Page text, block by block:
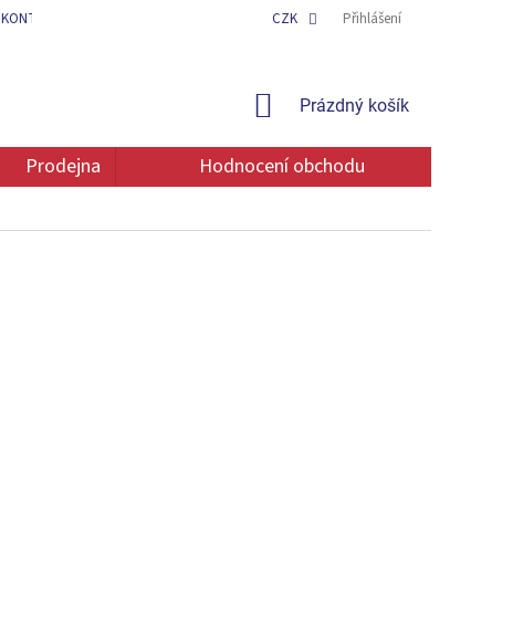
KONTAKT OCHRANA OSOBNÍCH ÚDAJŮCZK Přihlášení
NÁKUPNÍ
Prázdný košík
Prodejna Hodnocení obchodu